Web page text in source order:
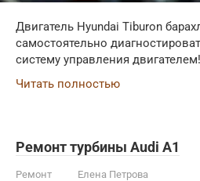
Двигатель Hyundai Tiburon
самостоятельно
систему управления
Читать полностью
Ремонт турбины Audi A1
Ремонт Елена Петрова